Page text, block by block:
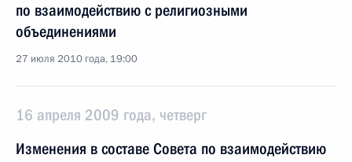
по взаимодействию с религиозными
объединениями
27 июля 2010 года, 19:00
16 апреля 2009 года, четверг
Изменения в составе Совета по взаимодействию